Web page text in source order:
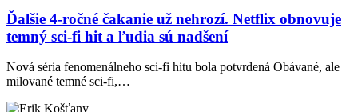
Ďalšie 4-ročné čakanie už nehrozí. Netflix obnovuje
temný sci-fi hit a ľudia sú nadšení
Nová séria fenomenálneho sci-fi hitu bola potvrdená Obávané, ale
milované temné sci-fi,…